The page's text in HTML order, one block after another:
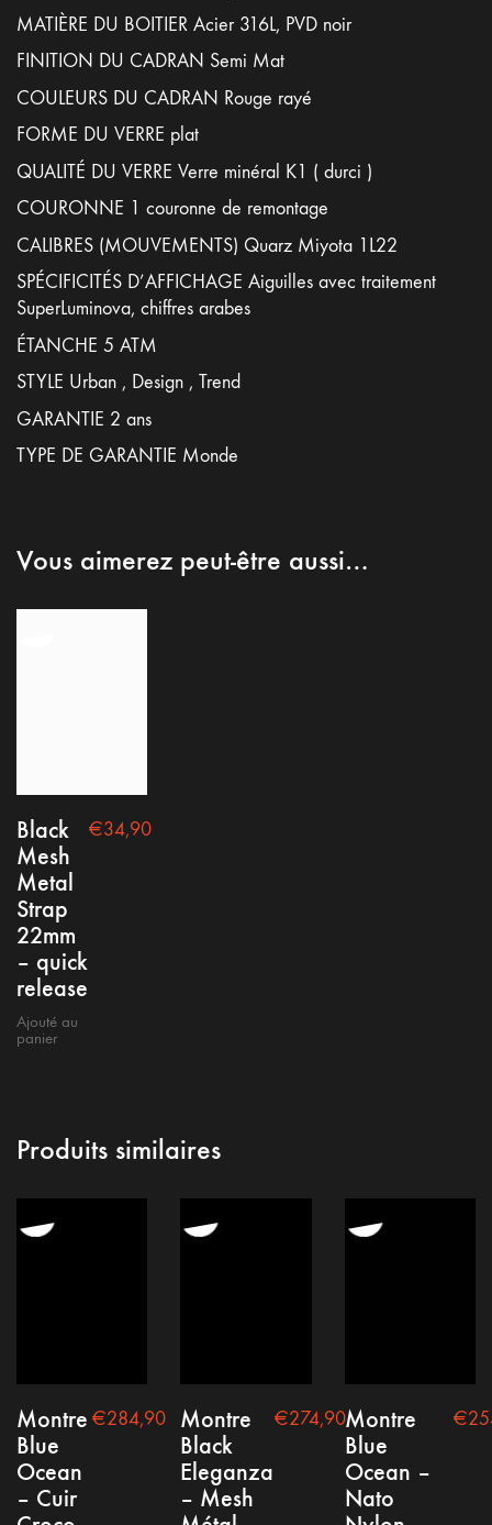
MATIÈRE DU BOITIER Acier 316L, PVD noir
FINITION DU CADRAN Semi Mat
COULEURS DU CADRAN Rouge rayé
FORME DU VERRE plat
QUALITÉ DU VERRE Verre minéral K1 ( durci )
COURONNE 1 couronne de remontage
CALIBRES (MOUVEMENTS) Quarz Miyota 1L22
SPÉCIFICITÉS D’AFFICHAGE Aiguilles avec traitement
SuperLuminova, chiffres arabes
ÉTANCHE 5 ATM
STYLE Urban , Design , Trend
GARANTIE 2 ans
TYPE DE GARANTIE Monde
Vous aimerez peut-être aussi…
Black
Mesh
Metal
Strap
22mm
– quick
release
Ajouté au
panier
€34,90
Produits similaires
Montre
Blue
Ocean
– Cuir
€284,90
Montre
Black
Eleganza
– Mesh
€274,90Montre
Blue
Ocean –
Nato
€
Conditions générales
Politique de confidentialité